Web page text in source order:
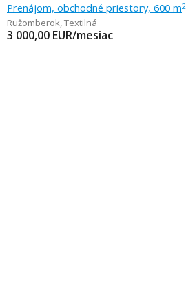
Prenájom, obchodné priestory, 600 m2
Ružomberok,Textilná
3 000,00 EUR/mesiac